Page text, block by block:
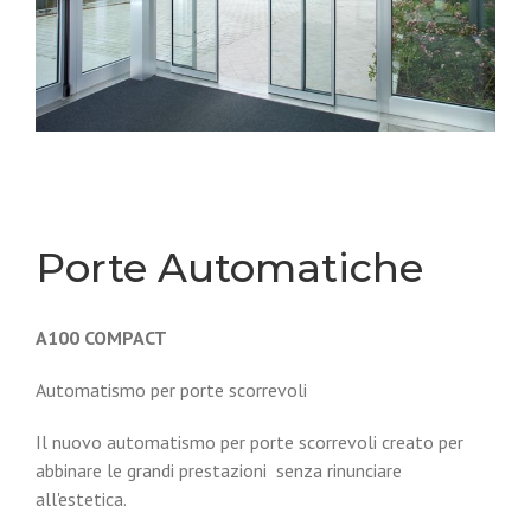
Porte Automatiche
A100 COMPACT
Automatismo per porte scorrevoli
Il nuovo automatismo per porte scorrevoli creato per
abbinare le grandi prestazioni senza rinunciare
all'estetica.